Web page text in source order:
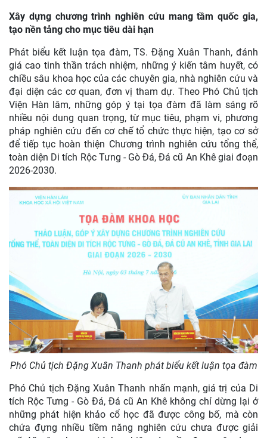
Xây dựng chương trình nghiên cứu mang tầm quốc gia,
tạo nền tảng cho mục tiêu dài hạn
Phát biểu kết luận tọa đàm, TS. Đặng Xuân Thanh, đánh
giá cao tinh thần trách nhiệm, những ý kiến tâm huyết, có
chiều sâu khoa học của các chuyên gia, nhà nghiên cứu và
đại diện các cơ quan, đơn vị tham dự. Theo Phó Chủ tịch
Viện Hàn lâm, những góp ý tại tọa đàm đã làm sáng rõ
nhiều nội dung quan trọng, từ mục tiêu, phạm vi, phương
pháp nghiên cứu đến cơ chế tổ chức thực hiện, tạo cơ sở
để tiếp tục hoàn thiện Chương trình nghiên cứu tổng thể,
toàn diện Di tích Rộc Tưng - Gò Đá, Đá cũ An Khê giai đoạn
2026-2030.
Phó Chủ tịch Đặng Xuân Thanh phát biểu kết luận tọa đàm
Phó Chủ tịch Đặng Xuân Thanh nhấn mạnh, giá trị của Di
tích Rộc Tưng - Gò Đá, Đá cũ An Khê không chỉ dừng lại ở
những phát hiện khảo cổ học đã được công bố, mà còn
chứa đựng nhiều tiềm năng nghiên cứu chưa được giải